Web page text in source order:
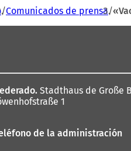
Comunicados de prensa
Stadthaus de Große
1
de la administración